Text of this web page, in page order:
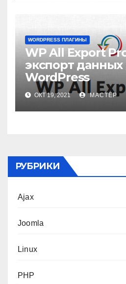
WORDPRESS ПЛАГИНЫ
WP All Export
экспорт
WordPress
ОКТ 19, 2021 МАСТЕР
РУБРИКИ
Ajax
Joomla
Linux
PHP